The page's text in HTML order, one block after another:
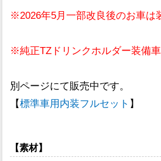
※2026年5月一部改良後のお車は
※純正TZドリンクホルダー装備車
別ページにて販売中です。
【標準車用内装フルセット 】
【素材】